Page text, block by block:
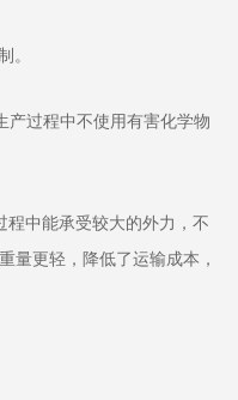
。
产过程中不使用有害化学物
程中能承受较大的外力，不
量更轻，降低了运输成本，